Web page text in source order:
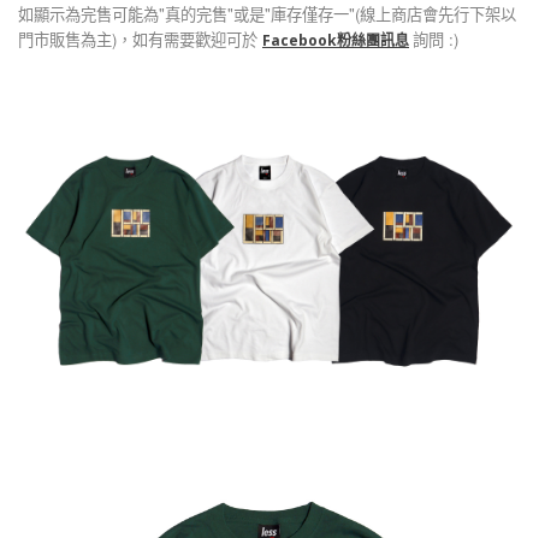
如顯示為完售可能為"真的完售"或是"庫存僅存一"(線上商店會先行下架以
門市販售為主)，如有需要歡迎可於 Facebook粉絲團訊息詢問 :)